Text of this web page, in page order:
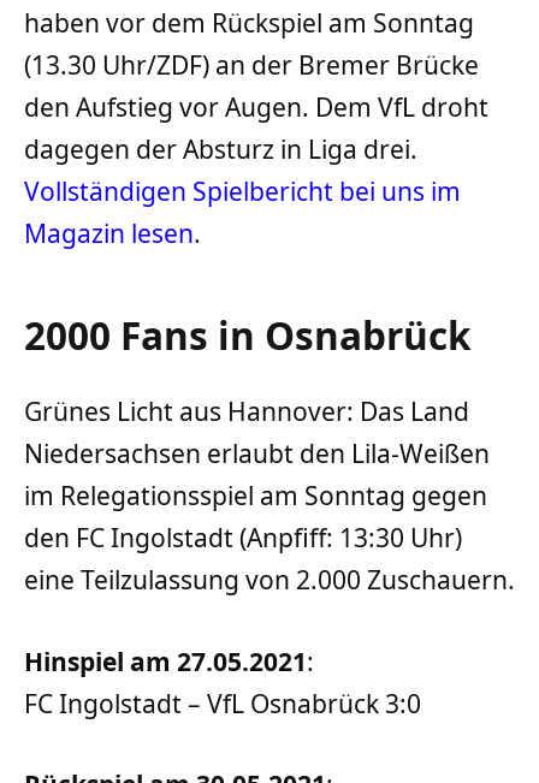
haben vor dem Rückspiel am Sonntag
(13.30 Uhr/ZDF) an der Bremer Brücke
den Aufstieg vor Augen. Dem VfL droht
dagegen der Absturz in Liga drei.
Vollständigen Spielbericht bei uns im
Magazin lesen.
2000 Fans in Osnabrück
Grünes Licht aus Hannover: Das Land
Niedersachsen erlaubt den Lila-Weißen
im Relegationsspiel am Sonntag gegen
den FC Ingolstadt (Anpfiff: 13:30 Uhr)
eine Teilzulassung von 2.000 Zuschauern.
Hinspiel am 27.05.2021:
FC Ingolstadt – VfL Osnabrück 3:0